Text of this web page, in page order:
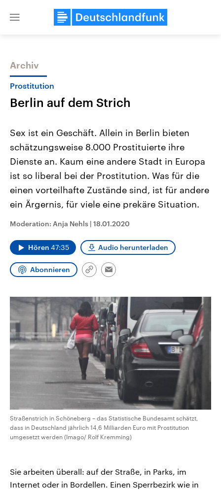
Close
Themen
Landtagswahl Sachsen-Anhalt
2026
Alle Informationen
Sachsen-Anhalt wählt am 6.
September 2026 einen neuen
Landtag. Seit 2021 wird das
Bundesland von einer Koalition aus
CDU, SPD und FDP regiert.-
Wahlprogramme, aktuelle Berichte
und Hintergründe zu den Parteien
Wahl.
USA
Aktuelle Beiträge,
Hintergründe
Wirtschaftlich und
gehören die Vereinigten
Sendungen Programm Podcasts
Audio-Archiv
Archiv
Prostitution
Berlin auf dem Strich
Sex ist ein Geschäft. Allein in Berlin bieten
schätzungsweise 8.000 Prostituierte ihre
Dienste an. Kaum eine andere Stadt in Europa
ist so liberal bei der Prostitution. Was für die
einen vorteilhafte Zustände sind, ist für andere
ein Ärgernis, für viele eine prekäre Situation.
Moderation: Anja Nehls | 18.01.2020
Hören 47:35 Audio herunterladen
Abonnieren
Link
Email
Straßenstrich in Schöneberg – das Statistische Bundesamt schätzt,
dass in Deutschland jährlich 14,6 Milliarden Euro mit Prostitution
umgesetzt werden (Imago/ Rolf Kremming)
Sie arbeiten überall: auf der Straße, in Parks, im
Internet oder in Bordellen. Einen Sperrbezirk wie in